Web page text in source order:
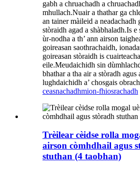
gabh a chruachadh a
mhullach.Nuair a thathar ga
an tainer màileid a neadachadh
stòraidh agad a shàbhaladh.Is e
ùr-nodha a th’ ann airson
goireasan saothrachaidh,
goireasan stòraidh is
eile.Meudaichidh sin
bhathar a tha air a stòradh agus
lughdaichidh a’ chosgais
ceasnachadhmion-fhiosrachadh
Trèilear cèidse rolla
airson còmhdhail agus
stuthan (4 taobhan)